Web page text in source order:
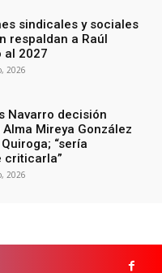
sindicales y sociales
respaldan a Raúl
al 2027
2026
Navarro decisión
Mireya González
“sería
criticarla”
2026